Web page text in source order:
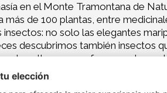
en el Monte Tramontana de
de 100 plantas, entre
no solo las elegantes
descubrimos también insectos
alturas que ofrecen un lugar
de saúco y, cuando les